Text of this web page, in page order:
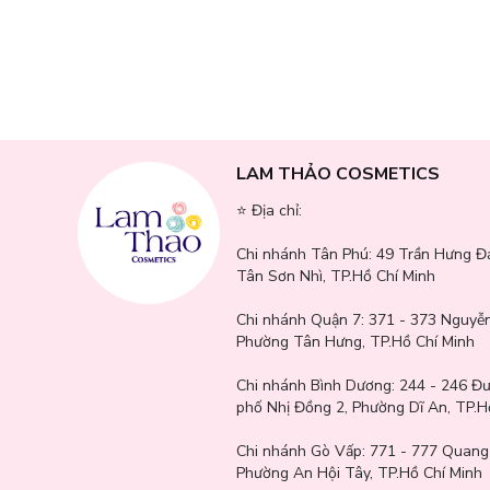
LAM THẢO COSMETICS
⭐️ Địa chỉ:
Chi nhánh Tân Phú: 49 Trần Hưng
Tân Sơn Nhì, TP.Hồ Chí Minh
Chi nhánh Quận 7: 371 - 373
Phường Tân Hưng, TP.Hồ Chí Minh
Chi nhánh Bình Dương: 244 - 246
phố Nhị Đồng 2, Phường Dĩ An,
Chi nhánh Gò Vấp: 771 - 777
Phường An Hội Tây, TP.Hồ Chí Minh